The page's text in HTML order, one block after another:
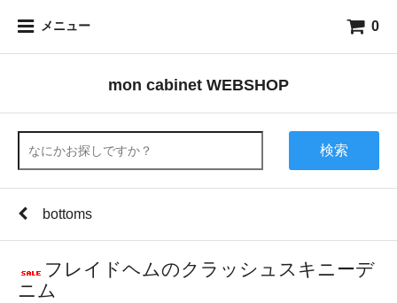
メニュー 0
mon cabinet WEBSHOP
検索
bottoms
フレイドヘムのクラッシュスキニーデ
ニム